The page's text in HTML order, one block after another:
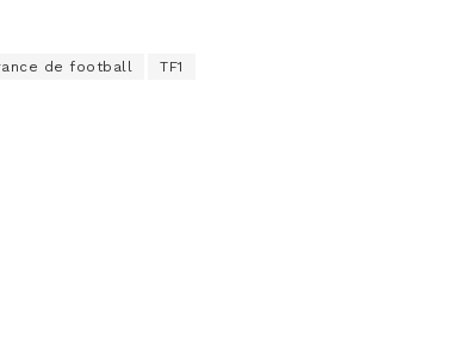
de football TF1